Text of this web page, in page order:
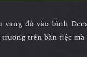
vang đỏ vào bình
trên bàn tiệc